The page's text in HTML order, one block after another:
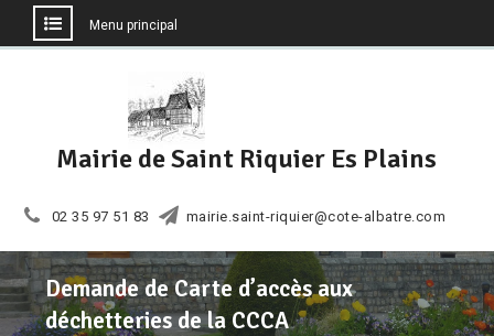
Menu principal
Mairie de Saint Riquier Es Plains
02 35 97 51 83 mairie.saint-riquier@cote-albatre.com
Demande de Carte d’accès aux
déchetteries de la CCCA